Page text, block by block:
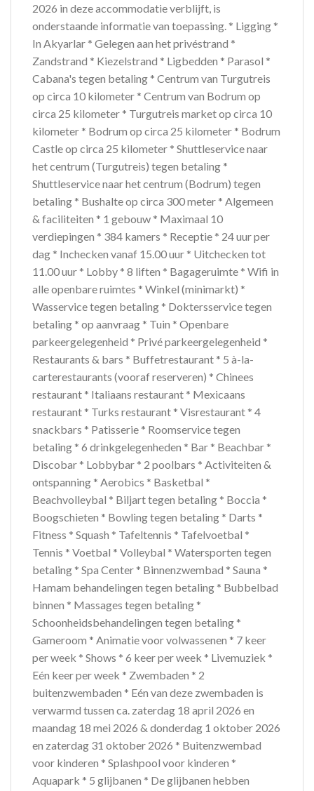
2026 in deze accommodatie verblijft, is
onderstaande informatie van toepassing. * Ligging *
In Akyarlar * Gelegen aan het privéstrand *
Zandstrand * Kiezelstrand * Ligbedden * Parasol *
Cabana's tegen betaling * Centrum van Turgutreis
op circa 10 kilometer * Centrum van Bodrum op
circa 25 kilometer * Turgutreis market op circa 10
kilometer * Bodrum op circa 25 kilometer * Bodrum
Castle op circa 25 kilometer * Shuttleservice naar
het centrum (Turgutreis) tegen betaling *
Shuttleservice naar het centrum (Bodrum) tegen
betaling * Bushalte op circa 300 meter * Algemeen
& faciliteiten * 1 gebouw * Maximaal 10
verdiepingen * 384 kamers * Receptie * 24 uur per
dag * Inchecken vanaf 15.00 uur * Uitchecken tot
11.00 uur * Lobby * 8 liften * Bagageruimte * Wifi in
alle openbare ruimtes * Winkel (minimarkt) *
Wasservice tegen betaling * Doktersservice tegen
betaling * op aanvraag * Tuin * Openbare
parkeergelegenheid * Privé parkeergelegenheid *
Restaurants & bars * Buffetrestaurant * 5 à-la-
carterestaurants (vooraf reserveren) * Chinees
restaurant * Italiaans restaurant * Mexicaans
restaurant * Turks restaurant * Visrestaurant * 4
snackbars * Patisserie * Roomservice tegen
betaling * 6 drinkgelegenheden * Bar * Beachbar *
Discobar * Lobbybar * 2 poolbars * Activiteiten &
ontspanning * Aerobics * Basketbal *
Beachvolleybal * Biljart tegen betaling * Boccia *
Boogschieten * Bowling tegen betaling * Darts *
Fitness * Squash * Tafeltennis * Tafelvoetbal *
Tennis * Voetbal * Volleybal * Watersporten tegen
betaling * Spa Center * Binnenzwembad * Sauna *
Hamam behandelingen tegen betaling * Bubbelbad
binnen * Massages tegen betaling *
Schoonheidsbehandelingen tegen betaling *
Gameroom * Animatie voor volwassenen * 7 keer
per week * Shows * 6 keer per week * Livemuziek *
Eén keer per week * Zwembaden * 2
buitenzwembaden * Eén van deze zwembaden is
verwarmd tussen ca. zaterdag 18 april 2026 en
maandag 18 mei 2026 & donderdag 1 oktober 2026
en zaterdag 31 oktober 2026 * Buitenzwembad
voor kinderen * Splashpool voor kinderen *
Aquapark * 5 glijbanen * De glijbanen hebben